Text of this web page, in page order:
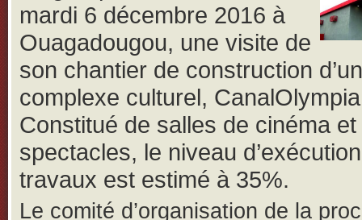
mardi 6 décembre 2016 à
Ouagadougou, une visite de
son chantier de construction d’un
complexe culturel,
Constitué de salles de cinéma et
spectacles, le niveau
travaux est estimé à 35%.
Le comité d’organisation de la